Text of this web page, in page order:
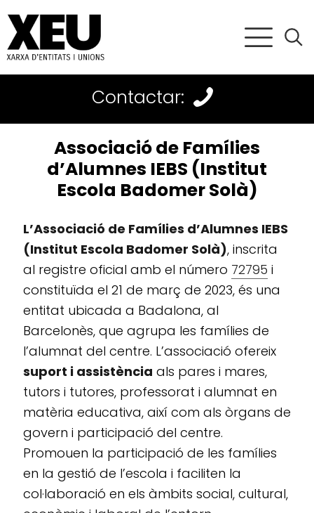
Contactar:
Associació de Famílies
d’Alumnes IEBS (Institut
Escola Badomer Solà)
L’Associació de Famílies d’Alumnes IEBS
(Institut Escola Badomer Solà), inscrita
al registre oficial amb el número 72795 i
constituïda el 21 de març de 2023, és una
entitat ubicada a Badalona, al
Barcelonès, que agrupa les famílies de
l’alumnat del centre. L’associació ofereix
suport i assistència als pares i mares,
tutors i tutores, professorat i alumnat en
matèria educativa, així com als òrgans de
govern i participació del centre.
Promouen la participació de les famílies
en la gestió de l’escola i faciliten la
col·laboració en els àmbits social, cultural,